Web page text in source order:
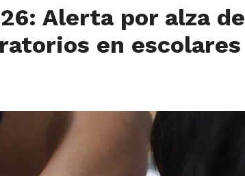
Alerta por alza de
en escolares